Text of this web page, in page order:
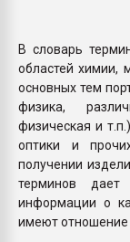
В словарь
областей химии,
основных тем
физика,
физическая и
оптики и
получении
терминов дает
информации о
имеют отношение